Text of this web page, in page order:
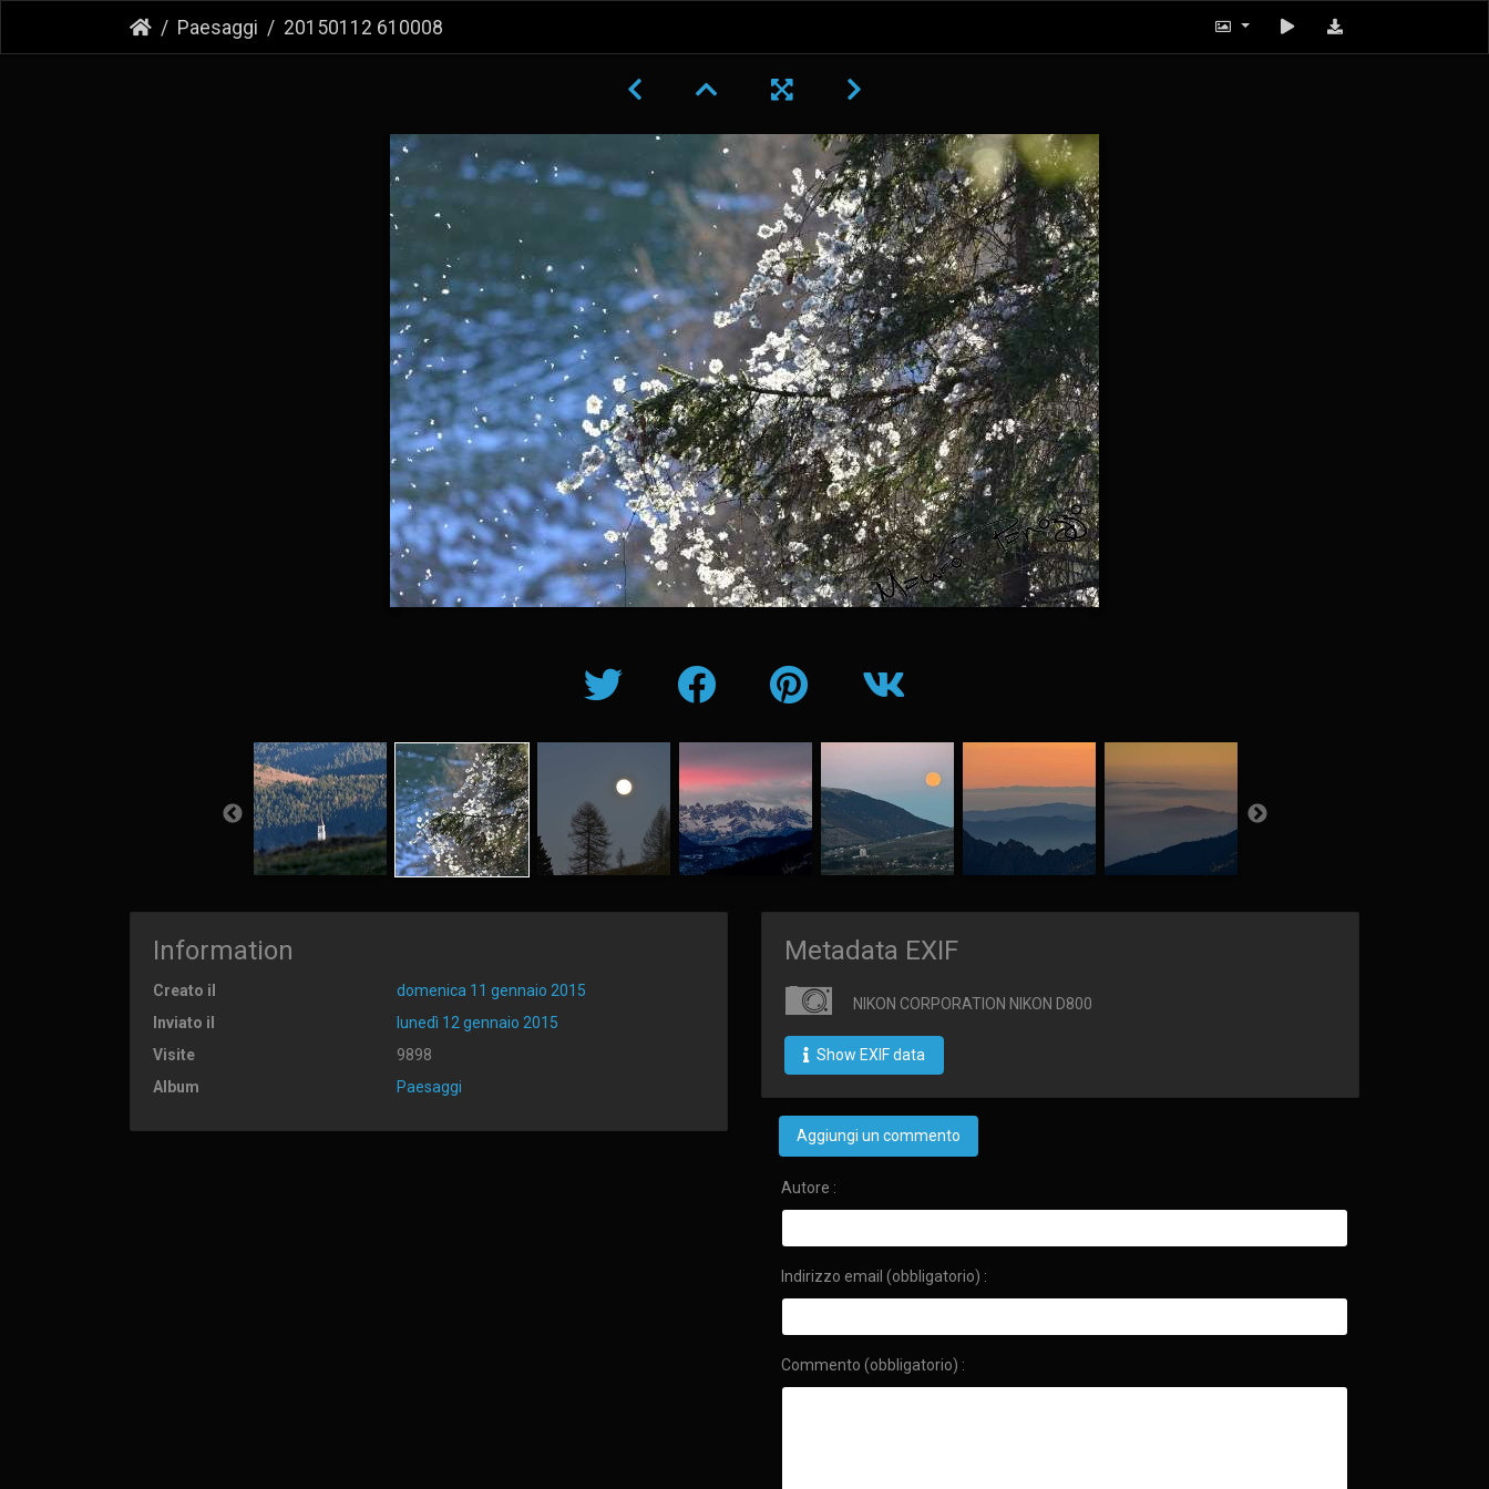
Paesaggi 20150112 610008
Information
Creato il
domenica 11 gennaio 2015
Inviato il
lunedì 12 gennaio 2015
Visite
9898
Album
Paesaggi
Metadata EXIF
NIKON CORPORATION NIKON D800
Show EXIF data
Aggiungi un commento
Autore :
Indirizzo email (obbligatorio) :
Commento (obbligatorio) :